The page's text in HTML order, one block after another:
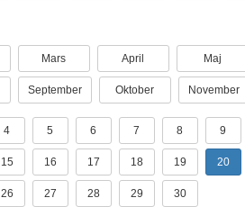
Mars April Maj
September Oktober November
4 5 6 7 8 9
15 16 17 18 19 20
26 27 28 29 30